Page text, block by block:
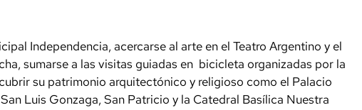
Independencia, acercarse al arte en el Teatro Argentino y el
sumarse a las visitas guiadas en bicicleta organizadas por la
su patrimonio arquitectónico y religioso como el Palacio
Luis Gonzaga, San Patricio y la Catedral Basílica Nuestra